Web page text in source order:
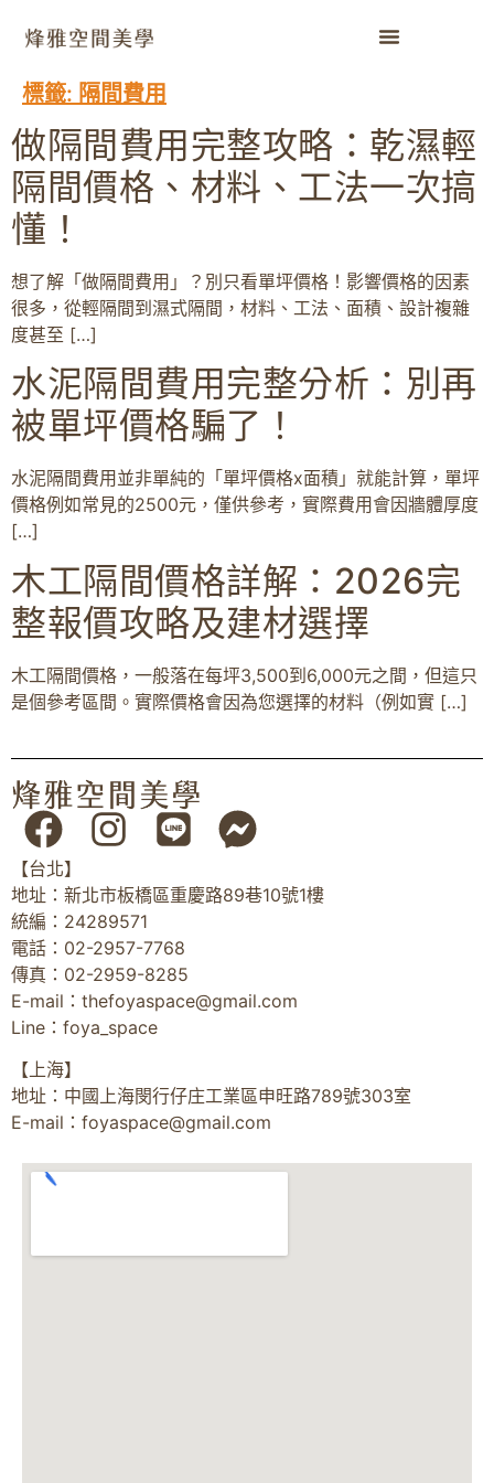
標籤: 隔間費用
做隔間費用完整攻略：乾濕輕
隔間價格、材料、工法一次搞
懂！
想了解「做隔間費用」？別只看單坪價格！影響價格的因素
很多，從輕隔間到濕式隔間，材料、工法、面積、設計複雜
度甚至 […]
水泥隔間費用完整分析：別再
被單坪價格騙了！
水泥隔間費用並非單純的「單坪價格x面積」就能計算，單坪
價格例如常見的2500元，僅供參考，實際費用會因牆體厚度
[…]
木工隔間價格詳解：2026完
整報價攻略及建材選擇
木工隔間價格，一般落在每坪3,500到6,000元之間，但這只
是個參考區間。實際價格會因為您選擇的材料（例如實 […]
【台北】
地址：新北市板橋區重慶路89巷10號1樓
統編：24289571
電話：02-2957-7768
傳真：02-2959-8285
E-mail： thefoyaspace@gmail.com
Line：foya_space
【上海】
地址：中國上海閔行仔庄工業區申旺路789號303室
E-mail： foyaspace@gmail.com